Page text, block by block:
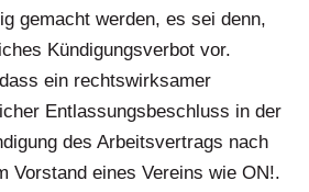
gemacht werden, es sei denn,
Kündigungsverbot vor.
ein rechtswirksamer
Entlassungsbeschluss in der
des Arbeitsvertrags nach
Vorstand eines Vereins wie ON!.